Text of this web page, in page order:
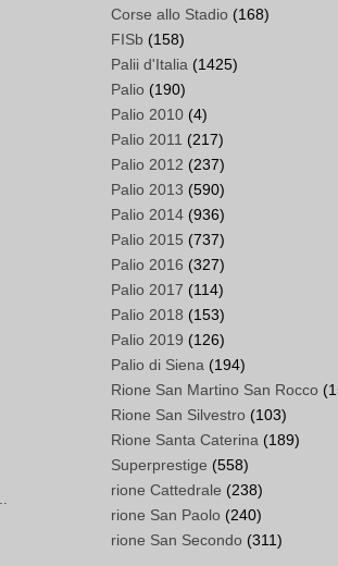
Corse allo Stadio (168)
FISb (158)
Palii d'Italia (1425)
Palio (190)
Palio 2010 (4)
Palio 2011 (217)
Palio 2012 (237)
Palio 2013 (590)
Palio 2014 (936)
Palio 2015 (737)
Palio 2016 (327)
Palio 2017 (114)
Palio 2018 (153)
Palio 2019 (126)
Palio di Siena (194)
Rione San Martino San Rocco
Rione San Silvestro (103)
Rione Santa Caterina (189)
Superprestige (558)
rione Cattedrale (238)
rione San Paolo (240)
rione San Secondo (311)